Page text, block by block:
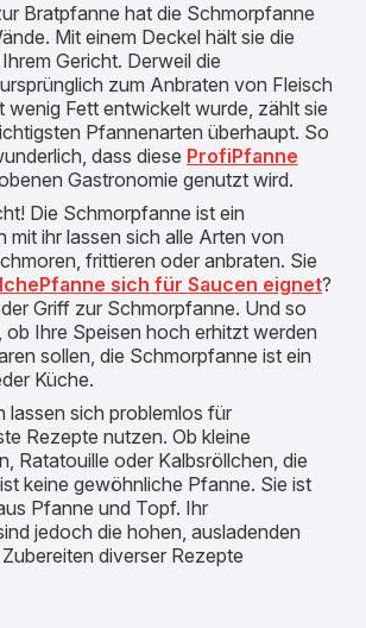
Bratpfanne hat die Schmorpfanne
Mit einem Deckel hält sie die
Gericht. Derweil die
zum Anbraten von Fleisch
wenig Fett entwickelt wurde, zählt sie
Pfannenarten überhaupt. So
dass diese ProfiPfanne
Gastronomie genutzt wird.
Die Schmorpfanne ist ein
mit ihr lassen sich alle Arten von
frittieren oder anbraten. Sie
sich für Saucen eignet?
Griff zur Schmorpfanne. Und so
ob Ihre Speisen hoch erhitzt werden
sollen, die Schmorpfanne ist ein
Küche.
lassen sich problemlos für
Rezepte nutzen. Ob kleine
Ratatouille oder Kalbsröllchen, die
keine gewöhnliche Pfanne. Sie ist
Pfanne und Topf. Ihr
jedoch die hohen, ausladenden
diverser Rezepte